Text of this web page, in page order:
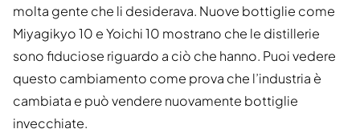
molta gente che li desiderava. Nuove bottiglie come
Miyagikyo 10 e Yoichi 10 mostrano che le distillerie
sono fiduciose riguardo a ciò che hanno. Puoi vedere
questo cambiamento come prova che l’industria è
cambiata e può vendere nuovamente bottiglie
invecchiate.